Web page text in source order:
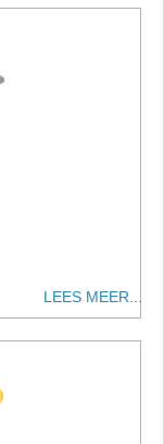
LEES MEER...